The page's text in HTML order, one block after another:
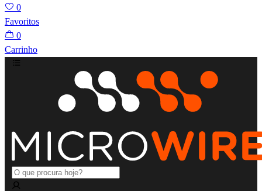
0
Favoritos
0
Carrinho